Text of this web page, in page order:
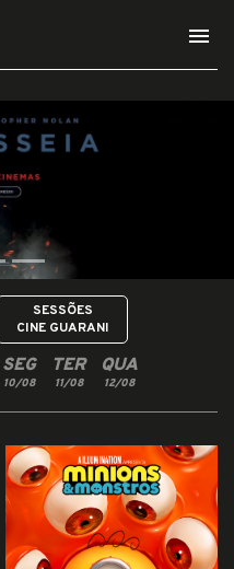
menu
SESSÕES
CINE GUARANI
SEG
10/08
TER
11/08
QUA
12/08